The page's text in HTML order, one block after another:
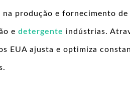
na produção e fornecimento
e detergente indústrias.
EUA ajusta e optimiza